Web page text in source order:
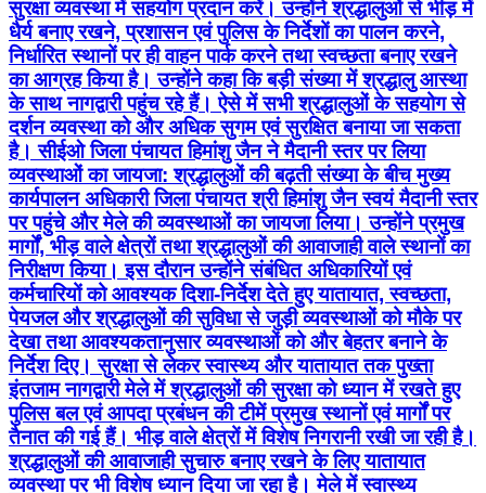
सुरक्षा व्यवस्था में सहयोग प्रदान करें। उन्होंने श्रद्धालुओं से भीड़ में
धैर्य बनाए रखने, प्रशासन एवं पुलिस के निर्देशों का पालन करने,
निर्धारित स्थानों पर ही वाहन पार्क करने तथा स्वच्छता बनाए रखने
का आग्रह किया है। उन्होंने कहा कि बड़ी संख्या में श्रद्धालु आस्था
के साथ नागद्वारी पहुंच रहे हैं। ऐसे में सभी श्रद्धालुओं के सहयोग से
दर्शन व्यवस्था को और अधिक सुगम एवं सुरक्षित बनाया जा सकता
है। सीईओ जिला पंचायत हिमांशु जैन ने मैदानी स्तर पर लिया
व्यवस्थाओं का जायजा: श्रद्धालुओं की बढ़ती संख्या के बीच मुख्य
कार्यपालन अधिकारी जिला पंचायत श्री हिमांशु जैन स्वयं मैदानी स्तर
पर पहुंचे और मेले की व्यवस्थाओं का जायजा लिया। उन्होंने प्रमुख
मार्गों, भीड़ वाले क्षेत्रों तथा श्रद्धालुओं की आवाजाही वाले स्थानों का
निरीक्षण किया। इस दौरान उन्होंने संबंधित अधिकारियों एवं
कर्मचारियों को आवश्यक दिशा-निर्देश देते हुए यातायात, स्वच्छता,
पेयजल और श्रद्धालुओं की सुविधा से जुड़ी व्यवस्थाओं को मौके पर
देखा तथा आवश्यकतानुसार व्यवस्थाओं को और बेहतर बनाने के
निर्देश दिए। सुरक्षा से लेकर स्वास्थ्य और यातायात तक पुख्ता
इंतजाम नागद्वारी मेले में श्रद्धालुओं की सुरक्षा को ध्यान में रखते हुए
पुलिस बल एवं आपदा प्रबंधन की टीमें प्रमुख स्थानों एवं मार्गों पर
तैनात की गई हैं। भीड़ वाले क्षेत्रों में विशेष निगरानी रखी जा रही है।
श्रद्धालुओं की आवाजाही सुचारु बनाए रखने के लिए यातायात
व्यवस्था पर भी विशेष ध्यान दिया जा रहा है। मेले में स्वास्थ्य